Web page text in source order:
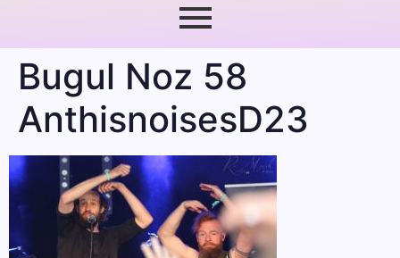
Bugul Noz 58
AnthisnoisesD23